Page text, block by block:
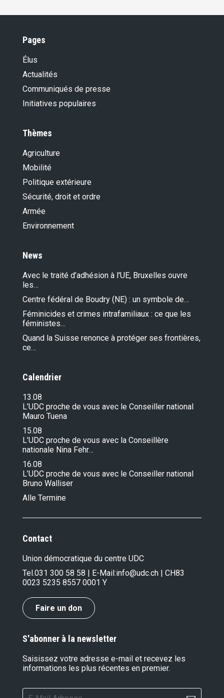
Pages
Élus
Actualités
Communiqués de presse
Initiatives populaires
Thèmes
Agriculture
Mobilité
Politique extérieure
Sécurité, droit et ordre
Armée
Environnement
News
Avec le traité d’adhésion à l'UE, Bruxelles ouvre
les…
Centre fédéral de Boudry (NE) : un symbole de…
Féminicides et crimes intrafamiliaux : ce que les
féministes…
Quand la Suisse renonce à protéger ses frontières,
ce…
Calendrier
13.08
L’UDC proche de vous avec le Conseiller national
Mauro Tuena
15.08
L’UDC proche de vous avec la Conseillère
nationale Nina Fehr…
16.08
L’UDC proche de vous avec le Conseiller national
Bruno Walliser
Alle Termine
Contact
Union démocratique du centre UDC
Tel.031 300 58 58 | E-Mail:info@udc.ch | CH83
0023 5235 8557 0001 Y
Faire un don
S'abonner à la newsletter
Saisissez votre adresse e-mail et recevez les
informations les plus récentes en premier.